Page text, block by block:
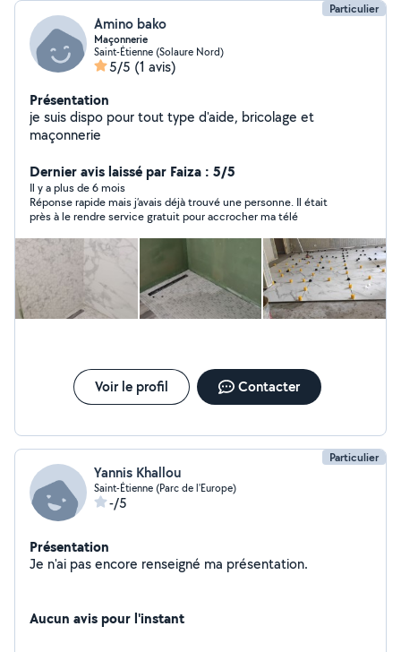
Particulier
Amino bako
Maçonnerie
Saint-Étienne (Solaure Nord)
5/5 (1 avis)
Présentation
je suis dispo pour tout type d'aide, bricolage et
maçonnerie
Dernier avis laissé par Faiza : 5/5
Il y a plus de 6 mois
Réponse rapide mais j’avais déjà trouvé une personne. Il était
près à le rendre service gratuit pour accrocher ma télé
Voir le profil Contacter
Particulier
Yannis Khallou
Saint-Étienne (Parc de l'Europe)
-/5
Présentation
Je n'ai pas encore renseigné ma présentation.
Aucun avis pour l'instant